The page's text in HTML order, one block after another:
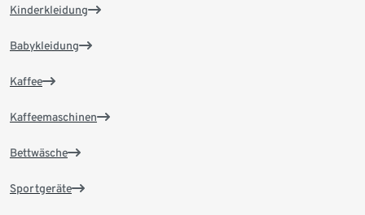
Kinderkleidung
Babykleidung
Kaffee
Kaffeemaschinen
Bettwäsche
Sportgeräte